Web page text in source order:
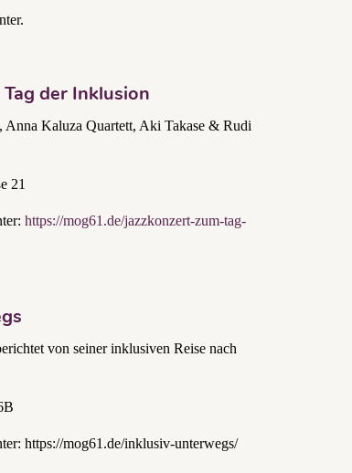
der Inklusion
Kaluza Quartett, Aki Takase & Rudi
21
https://mog61.de/jazzkonzert-zum-tag-
von seiner inklusiven Reise nach
https://mog61.de/inklusiv-unterwegs/